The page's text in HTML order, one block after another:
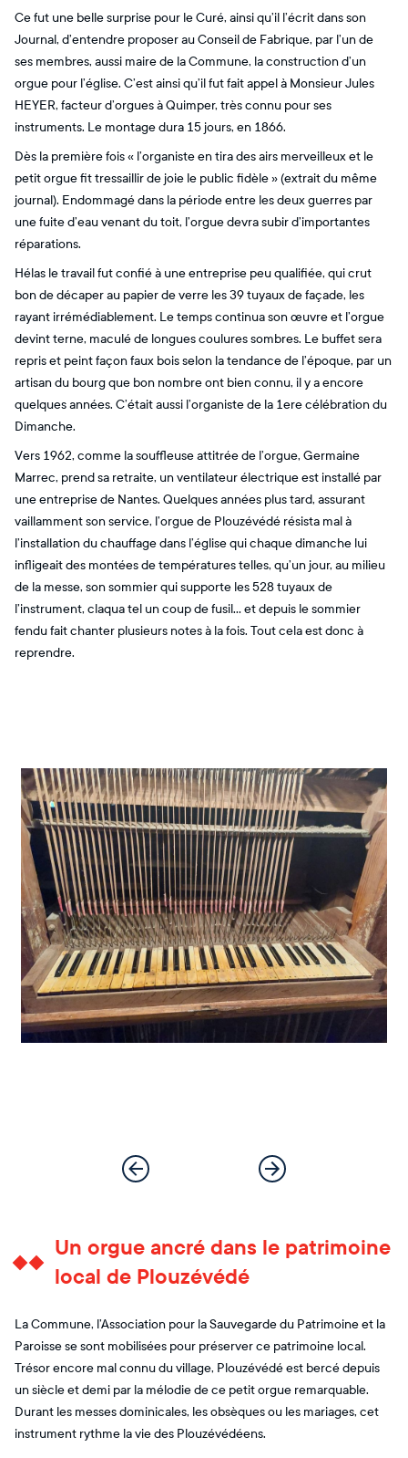
Ce fut une belle surprise pour le Curé, ainsi qu’il l’écrit dans son
Journal, d’entendre proposer au Conseil de Fabrique, par l’un de
ses membres, aussi maire de la Commune, la construction d’un
orgue pour l’église. C’est ainsi qu’il fut fait appel à Monsieur Jules
HEYER, facteur d’orgues à Quimper, très connu pour ses
instruments. Le montage dura 15 jours, en 1866.
Dès la première fois « l’organiste en tira des airs merveilleux et le
petit orgue fit tressaillir de joie le public fidèle » (extrait du même
journal). Endommagé dans la période entre les deux guerres par
une fuite d’eau venant du toit, l’orgue devra subir d’importantes
réparations.
Hélas le travail fut confié à une entreprise peu qualifiée, qui crut
bon de décaper au papier de verre les 39 tuyaux de façade, les
rayant irrémédiablement. Le temps continua son œuvre et l’orgue
devint terne, maculé de longues coulures sombres. Le buffet sera
repris et peint façon faux bois selon la tendance de l’époque, par un
artisan du bourg que bon nombre ont bien connu, il y a encore
quelques années. C’était aussi l’organiste de la 1ere célébration du
Dimanche.
Vers 1962, comme la souffleuse attitrée de l’orgue, Germaine
Marrec, prend sa retraite, un ventilateur électrique est installé par
une entreprise de Nantes. Quelques années plus tard, assurant
vaillamment son service, l’orgue de Plouzévédé résista mal à
l’installation du chauffage dans l’église qui chaque dimanche lui
infligeait des montées de températures telles, qu’un jour, au milieu
de la messe, son sommier qui supporte les 528 tuyaux de
l’instrument, claqua tel un coup de fusil... et depuis le sommier
fendu fait chanter plusieurs notes à la fois. Tout cela est donc à
reprendre.
Un orgue ancré dans le patrimoine
local de Plouzévédé
La Commune, l’Association pour la Sauvegarde du Patrimoine et la
Paroisse se sont mobilisées pour préserver ce patrimoine local.
Trésor encore mal connu du village, Plouzévédé est bercé depuis
un siècle et demi par la mélodie de ce petit orgue remarquable.
Durant les messes dominicales, les obsèques ou les mariages, cet
instrument rythme la vie des Plouzévédéens.